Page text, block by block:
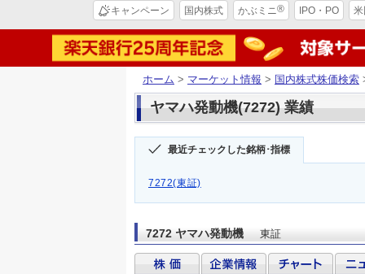
キャンペーン 国内株式 かぶミニ® IPO・PO
ホーム > マーケット情報 > 国内株式株価検索
ヤマハ発動機(7272) 業績
最近チェックした銘柄･指標
7272(東証)
7272 ヤマハ発動機 東証